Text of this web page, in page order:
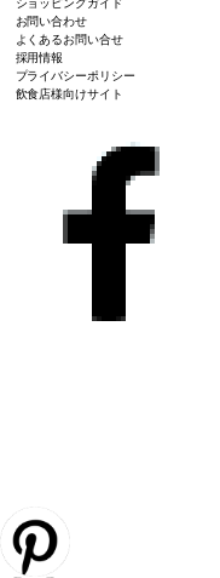
お問い合わせ
よくあるお問い合せ
採用情報
プライバシーポリシー
飲食店様向けサイト